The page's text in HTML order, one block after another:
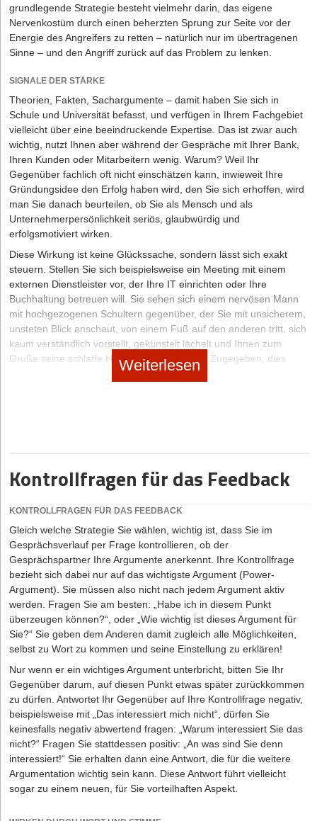
Diese Artikel könnten Sie auch interessieren:
06.08.2026|Gründerstorys
KI-Schockstarre oder Milliardenmarkt? Wie ein
Düsseldorfer Spin-off den Tech-Giganten die Stirn
bietet
06.08.2026|Verträge
Exit statt langfristiger Investitionen: Was Gründer
wirklich absichern sollten
04.08.206 Unternehmer-Typen
„Reichweite ist nicht Wachstum“: Warum Ex-
Zalando-Managerin Dr. Saskia Appelhoff heute auf
Community-Building setzt
03.09.2026|News & Investments
Goliath im Gewand eines Start-ups: thyssenkrupp-
Spin-off pacemaker.ai wagt den Sprung in die USA
grundlegende Strategie besteht vielmehr darin, das eigene
Nervenkostüm durch einen beherzten Sprung zur Seite vor der
Energie des Angreifers zu retten – natürlich nur im übertragenen
Sinne – und den Angriff zurück auf das Problem zu lenken.
SIGNALE DER STÄRKE
Theorien, Fakten, Sachargumente – damit haben Sie sich in
Schule und Universität befasst, und verfügen in Ihrem Fachgebiet
vielleicht über eine beeindruckende Expertise. Das ist zwar auch
wichtig, nutzt Ihnen aber während der Gespräche mit Ihrer Bank,
Ihren Kunden oder Mitarbeitern wenig. Warum? Weil Ihr
Gegenüber fachlich oft nicht einschätzen kann, inwieweit Ihre
Gründungsidee den Erfolg haben wird, den Sie sich erhoffen, wird
man Sie danach beurteilen, ob Sie als Mensch und als
Unternehmerpersönlichkeit seriös, glaubwürdig und
erfolgsmotiviert wirken.
Diese Wirkung ist keine Glückssache, sondern lässt sich exakt
steuern. Stellen Sie sich beispielsweise ein Meeting mit einem
externen Dienstleister vor, der Ihre IT einrichten oder Ihre
Buchhaltung betreuen will. Sie sehen sich einem nervösen Mann
mit hochgezogenen Schultern gegenüber, der Sie mit unsicherem,
unsteten Blick anschaut, von einem Fuß auf den anderen tritt, sich
kaum verständlich vorstellt, gekünstelt lächelt und Ihnen zum
Gruße seine schlaffe Hand entgegenstreckt. Zugegeben, dies
klingt scharf überzeichnet – aber Sie sehen gleich, worauf es
anschaulichen Botschaften und Beispielen. Hören Sie sehr
aufmerksam zu, nehmen Sie die Signale Ihres Gesprächspartners
wahr und gehen Sie auf seine Anliegen ein.
DIE DREI WICHTIGSTEN REGELN
1. Eine positive Einstellung zur eigenen Person.
Machen Sie sich Ihre besonderen Stärken bewusst und fördern Sie
Ihre Selbstakzeptanz – am besten mit Hilfe Ihrer Freunde oder,
besser noch, mit Unterstützung eines professionellen Coaches.
Wenn Sie selbst nicht an sich glauben, können Sie nicht erwarten,
dass andere dies tun.
2. Eine positive Einstellung zur eigenen Idee.
Inwieweit können Sie sich mit Ihrem Gründungskonzept
identifizieren? Sind Sie in der Lage, Ihre Vorstellungen auch gegen
Kritik zu verteidigen? Genau das wird Ihr Gegenüber prüfen, und
zwar schonungslos. Wichtig: Spielen Sie vorab im Rollenspiel
durch, wie Sie auf sachliche Einwände und die unten
angesprochenen Fangfragen reagieren. Machen Sie sich im
Vorfeld bewusst, was das Besondere und Einmalige Ihres
Konzepts ist. Legen Sie sich drei bis fünf Kernbotschaften zurecht
und argumentieren Sie mit eigenen Erfahrungen,
Weiterlesen
Kontrollfragen für das Feedback
KONTROLLFRAGEN FÜR DAS FEEDBACK
Gleich welche Strategie Sie wählen, wichtig ist, dass Sie im
Gesprächsverlauf per Frage kontrollieren, ob der
Gesprächspartner Ihre Argumente anerkennt. Ihre Kontrollfrage
bezieht sich dabei nur auf das wichtigste Argument (Power-
Argument). Sie müssen also nicht nach jedem Argument aktiv
werden. Fragen Sie am besten: „Habe ich in diesem Punkt
überzeugen können?“, oder „Wie wichtig ist dieses Argument für
Sie?“ Sie geben dem Anderen damit zu­gleich alle Möglichkeiten,
selbst zu Wort zu kommen und seine Einstellung zu erklären!
Nur wenn er ein wichtiges Argument unterbricht, bitten Sie Ihr
Gegenüber darum, auf diesen Punkt etwas später zurückkommen
zu dürfen. Antwortet Ihr Gegenüber auf Ihre Kontrollfrage negativ,
beispielsweise mit „Das interessiert mich nicht“, dürfen Sie
keinesfalls negativ abwertend fragen: „Warum interessiert Sie das
nicht?“ Fragen Sie stattdessen positiv: „An was sind Sie denn
interessiert!“ Sie erhalten dann eine Antwort, die für die weitere
Argumentation wichtig sein kann. Diese Antwort führt vielleicht
sogar zu einem neuen, für Sie vorteilhaften Aspekt.